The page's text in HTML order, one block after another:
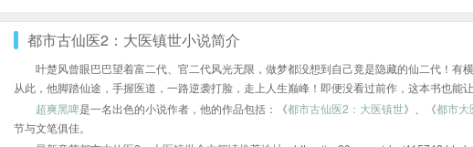
都市古仙医2：大医镇世小说简介
叶楚风曾眼巴巴望着富二代、官二代风光无限，做梦都没想到自己竟是隐藏的仙二代！
从此，他脚踏仙途，手握医道，一路逆袭打脸，走上人生巅峰！即便没看过前作，这本书也能
超爽黑啤是一名出色的小说作者，他的作品包括：《都市古仙医2：大医镇世》、《都市大
节与文笔俱佳。